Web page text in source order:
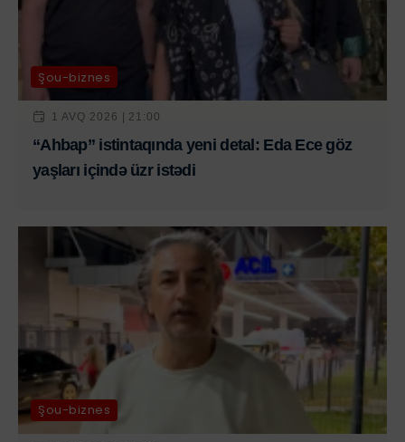
Şou-biznes
1 AVQ 2026 | 21:00
“Ahbap” istintaqında yeni detal: Eda Ece göz
yaşları içində üzr istədi
Şou-biznes